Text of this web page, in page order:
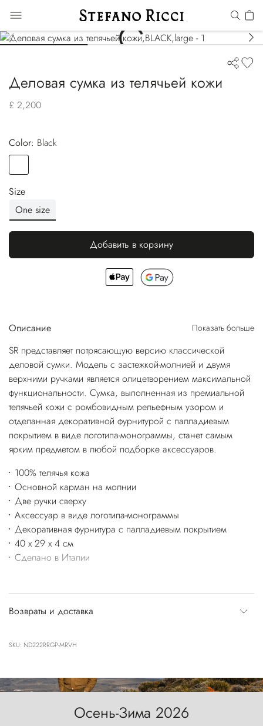
Деловая сумка из телячьей кожи
£ 2,200
Color:
black
Size
One size
Добавить в корзину
Описание Показать больше
SR представляет потрясающую версию классической
деловой сумки. Модель с застежкой-молнией и двумя
верхними ручками является олицетворением максимальной
функциональности. Сумка, выполненная из премиальной
телячьей кожи с ромбовидным рельефным узором и
отделанная декоративной фурнитурой с палладиевым
покрытием в виде логотипа-монограммы, станет самым
ярким предметом в любой подборке аксессуаров.
100% телячья кожа
Основной карман на молнии
Две ручки сверху
Аксессуар в виде логотипа-монограммы
Декоративная фурнитура с палладиевым покрытием
40 x 29 x 4 см
Сделано в Италии
Возвраты и доставка
SKU: ND222RRGP-MRVH
Осень-Зима 2026